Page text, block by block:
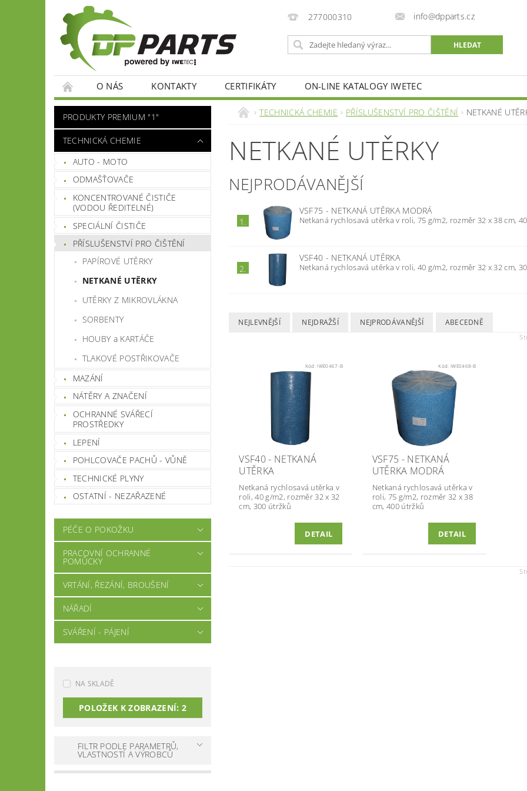
277000310 info@dpparts.cz
O NÁS KONTAKTY CERTIFIKÁTY ON-LINE KATALOGY IWETEC
PRODUKTY PREMIUM "1"
TECHNICKÁ CHEMIE
AUTO - MOTO
ODMAŠŤOVAČE
KONCENTROVANÉ ČISTIČE
(VODOU ŘEDITELNÉ)
SPECIÁLNÍ ČISTIČE
PŘÍSLUŠENSTVÍ PRO ČIŠTĚNÍ
PAPÍROVÉ UTĚRKY
NETKANÉ UTĚRKY
UTĚRKY Z MIKROVLÁKNA
SORBENTY
HOUBY a KARTÁČE
TLAKOVÉ POSTŘIKOVAČE
MAZÁNÍ
NÁTĚRY A ZNAČENÍ
OCHRANNÉ SVÁŘECÍ
PROSTŘEDKY
LEPENÍ
POHLCOVAČE PACHŮ - VŮNĚ
TECHNICKÉ PLYNY
OSTATNÍ - NEZAŘAZENÉ
PÉČE O POKOŽKU
PRACOVNÍ OCHRANNÉ
POMŮCKY
VRTÁNÍ, ŘEZÁNÍ, BROUŠENÍ
NÁŘADÍ
SVÁŘENÍ - PÁJENÍ
NA SKLADĚ
POLOŽEK K ZOBRAZENÍ: 2
FILTR PODLE PARAMETRŮ,
VLASTNOSTÍ A VÝROBCŮ
TECHNICKÁ CHEMIE PŘÍSLUŠENSTVÍ PRO ČIŠTĚNÍ NETKANÉ
NETKANÉ UTĚRKY
NEJPRODÁVANĚJŠÍ
1.
VSF75 - NETKANÁ UTĚRKA MODRÁ
Netkaná rychlosavá utěrka v roli, 75 g/m2, rozměr 32 x 38 cm,
2.
VSF40 - NETKANÁ UTĚRKA
Netkaná rychlosavá utěrka v roli, 40 g/m2, rozměr 32 x 32 cm,
NEJLEVNĚJŠÍ NEJDRAŽŠÍ NEJPRODÁVANĚJŠÍ ABECEDNĚ
Kód:IWE0467-B
VSF40 - NETKANÁ
UTĚRKA
Netkaná rychlosavá utěrka v
roli, 40 g/m2, rozměr 32 x 32
cm, 300 útržků
DETAIL
Kód: IWE0468-B
VSF75 - NETKANÁ
UTĚRKA MODRÁ
Netkaná rychlosavá utěrka v
roli, 75 g/m2, rozměr 32 x 38
cm, 400 útržků
DETAIL